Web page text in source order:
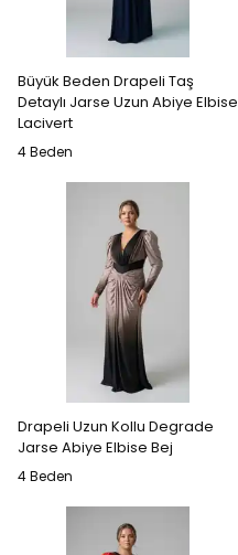
Büyük Beden Drapeli Taş
Detaylı Jarse Uzun Abiye Elbise
Lacivert
4 Beden
Drapeli Uzun Kollu Degrade
Jarse Abiye Elbise Bej
4 Beden